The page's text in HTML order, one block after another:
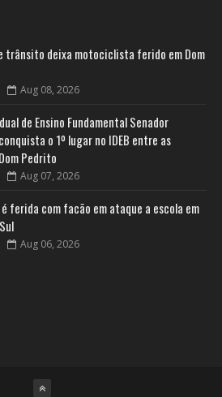
trânsito deixa motociclista ferido em Dom
Aug 08, 2026
de Ensino Fundamental Senador
o 1º lugar no IDEB entre as
Pedrito
Aug 07, 2026
ferida com facão em ataque a escola em
Aug 06, 2026